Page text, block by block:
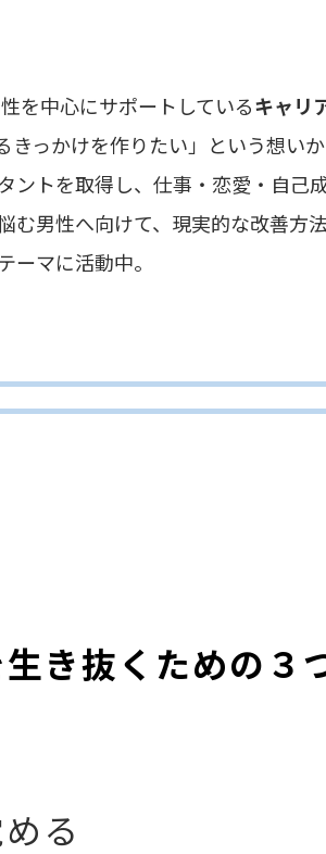
心にサポートしているキャリ
を作りたい」という想いから
得し、仕事・恋愛・自己成
向けて、現実的な改善方法
に活動中。
き抜くための３
る